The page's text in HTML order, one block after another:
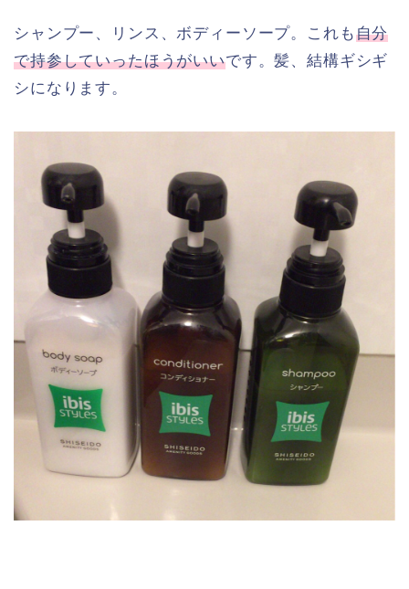
シャンプー、リンス、ボディーソープ。これも自分
で持参していったほうがいいです。髪、結構ギシギ
シになります。